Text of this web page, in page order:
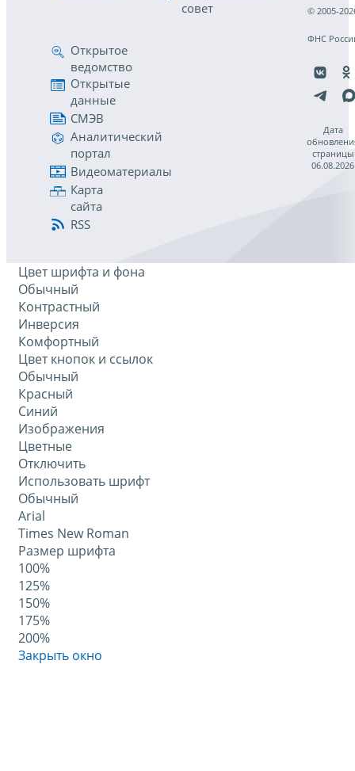
совет
Открытое
ведомство
Открытые
данные
СМЭВ
Аналитический
портал
Видеоматериалы
Карта
сайта
RSS
© 2005-
ФНС
Дата
страницы
06.08.2026
Цвет шрифта и фона
Обычный
Контрастный
Инверсия
Комфортный
Цвет кнопок и ссылок
Обычный
Красный
Синий
Изображения
Цветные
Отключить
Использовать шрифт
Обычный
Arial
Times New Roman
Размер шрифта
100%
125%
150%
175%
200%
Закрыть окно